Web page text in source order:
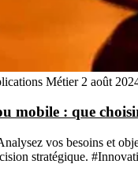
Métier 2 août
mobile : que
vos besoins et
stratégique.